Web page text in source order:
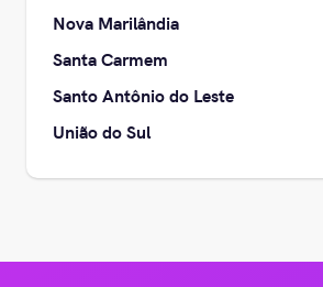
Nova Marilândia
Santa Carmem
Santo Antônio do Leste
União do Sul